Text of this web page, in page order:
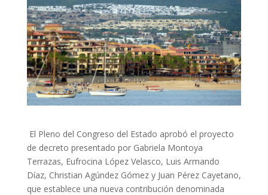
El Pleno del Congreso del Estado aprobó el proyecto
de decreto presentado por Gabriela Montoya
Terrazas, Eufrocina López Velasco, Luis Armando
Díaz, Christian Agúndez Gómez y Juan Pérez Cayetano,
que establece una nueva contribución denominada